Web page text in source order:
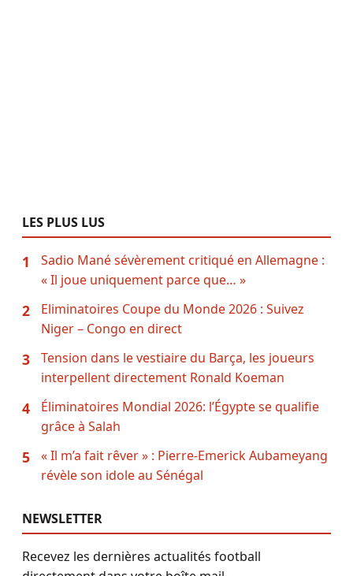
LES PLUS LUS
1
Sadio Mané sévèrement critiqué en Allemagne :
« Il joue uniquement parce que… »
2
Eliminatoires Coupe du Monde 2026 : Suivez
Niger – Congo en direct
3
Tension dans le vestiaire du Barça, les joueurs
interpellent directement Ronald Koeman
4
Éliminatoires Mondial 2026: l’Égypte se qualifie
grâce à Salah
5
« Il m’a fait rêver » : Pierre-Emerick Aubameyang
révèle son idole au Sénégal
NEWSLETTER
Recevez les dernières actualités football